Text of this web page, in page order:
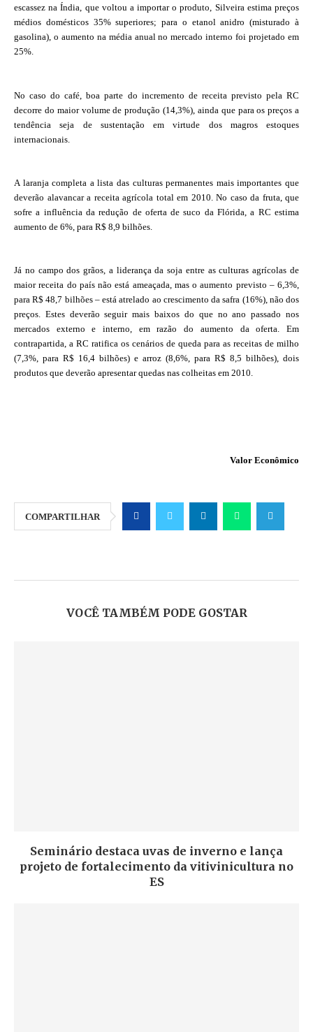
escassez na Índia, que voltou a importar o produto, Silveira estima preços
médios domésticos 35% superiores; para o etanol anidro (misturado à
gasolina), o aumento na média anual no mercado interno foi projetado em
25%.
No caso do café, boa parte do incremento de receita previsto pela RC
decorre do maior volume de produção (14,3%), ainda que para os preços a
tendência seja de sustentação em virtude dos magros estoques
internacionais.
A laranja completa a lista das culturas permanentes mais importantes que
deverão alavancar a receita agrícola total em 2010. No caso da fruta, que
sofre a influência da redução de oferta de suco da Flórida, a RC estima
aumento de 6%, para R$ 8,9 bilhões.
Já no campo dos grãos, a liderança da soja entre as culturas agrícolas de
maior receita do país não está ameaçada, mas o aumento previsto – 6,3%,
para R$ 48,7 bilhões – está atrelado ao crescimento da safra (16%), não dos
preços. Estes deverão seguir mais baixos do que no ano passado nos
mercados externo e interno, em razão do aumento da oferta. Em
contrapartida, a RC ratifica os cenários de queda para as receitas de milho
(7,3%, para R$ 16,4 bilhões) e arroz (8,6%, para R$ 8,5 bilhões), dois
produtos que deverão apresentar quedas nas colheitas em 2010.
Valor Econômico
COMPARTILHAR
VOCÊ TAMBÉM PODE GOSTAR
Seminário destaca uvas de inverno e lança
projeto de fortalecimento da vitivinicultura no
ES